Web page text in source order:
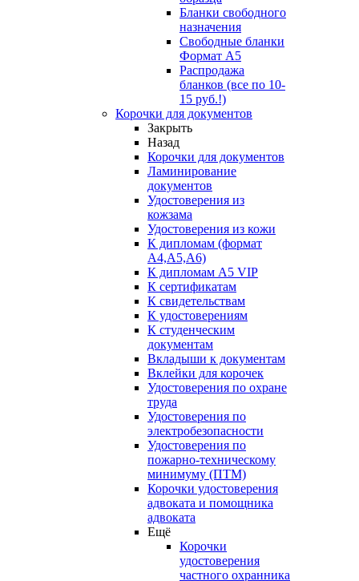
Бланки свободного
назначения
Свободные бланки
Формат А5
Распродажа
бланков (все по 10-
15 руб.!)
Корочки для документов
Закрыть
Назад
Корочки для документов
Ламинирование
документов
Удостоверения из
кожзама
Удостоверения из кожи
К дипломам (формат
А4,А5,А6)
К дипломам А5 VIP
К сертификатам
К свидетельствам
К удостоверениям
К студенческим
документам
Вкладыши к документам
Вклейки для корочек
Удостоверения по охране
труда
Удостоверения по
электробезопасности
Удостоверения по
пожарно-техническому
минимуму (ПТМ)
Корочки удостоверения
адвоката и помощника
адвоката
Ещё
Корочки
удостоверения
частного охранника